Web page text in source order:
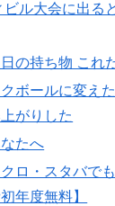
ル大会に出る
の持ち物 これ
ボールに変え
がりした
たへ
ロ・スタバで
年度無料】